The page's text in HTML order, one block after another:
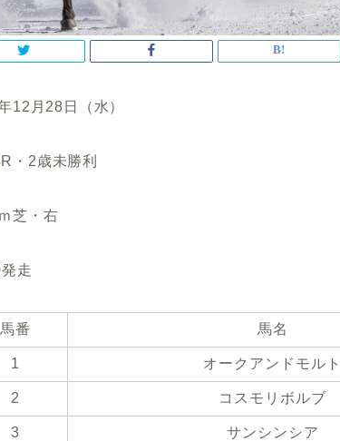
12月28日（水）
・2歳未勝利
芝・右
走
馬番 馬名
1 オークアンドモルト
2 コスモリボルブ
3 サンシンシア